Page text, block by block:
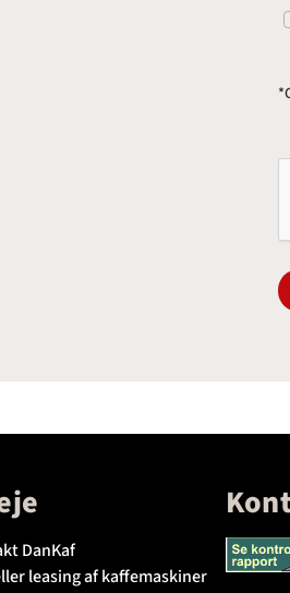
DanKaf
leasing af kaffemaskiner